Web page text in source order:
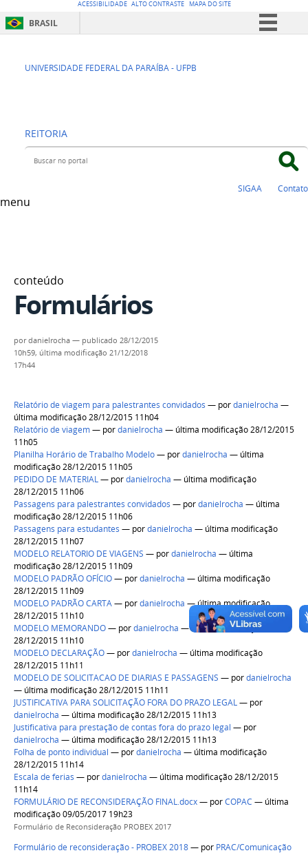
ACESSIBILIDADE ALTO CONTRASTE MAPA DO SITE
BRASIL
Comunica BR
UNIVERSIDADE FEDERAL DA PARAÍBA - UFPB
PRÓ-REITORIA DE
REITORIA
Buscar no portal
SIGAA Contato
menu
conteúdo
Formulários
pordanielrocha — publicado 28/12/2015
10h59, última modificação 21/12/2018
17h44
Relatório de viagem para palestrantes convidados — pordanielrocha —
última modificação 28/12/2015 11h04
Relatório de viagem— pordanielrocha — última modificação 28/12/2015
11h05
Planilha Horário de Trabalho Modelo— pordanielrocha — última
modificação 28/12/2015 11h05
PEDIDO DE MATERIAL— pordanielrocha — última modificação
28/12/2015 11h06
Passagens para palestrantes convidados — pordanielrocha — última
modificação 28/12/2015 11h06
Passagens para estudantes — pordanielrocha — última modificação
28/12/2015 11h07
MODELO RELATORIO DE VIAGENS — pordanielrocha — última
modificação 28/12/2015 11h09
MODELO PADRÃO OFÍCIO— pordanielrocha — última modificação
28/12/2015 11h09
MODELO PADRÃO CARTA— pordanielrocha — última modificação
28/12/2015 11h10
MODELO MEMORANDO— pordanielrocha — última modificação
28/12/2015 11h10
MODELO DECLARAÇÃO— pordanielrocha — última modificação
28/12/2015 11h11
MODELO DE SOLICITACAO DE DIARIAS E PASSAGENS — pordanielrocha
— última modificação 28/12/2015 11h11
JUSTIFICATIVA PARA SOLICITAÇÃO FORA DO PRAZO LEGAL— por
danielrocha — última modificação 28/12/2015 11h13
Justificativa para prestação de contas fora do prazo legal — por
danielrocha — última modificação 28/12/2015 11h13
Folha de ponto individual — pordanielrocha — última modificação
28/12/2015 11h14
Escala de ferias — pordanielrocha — última modificação 28/12/2015
11h14
FORMULÁRIO DE RECONSIDERAÇÃO FINAL.docx— porCOPAC — última
modificação 09/05/2017 19h23
Formulário de Reconsideração PROBEX 2017
Formulário de reconsideração - PROBEX 2018— por PRAC/Comunicação